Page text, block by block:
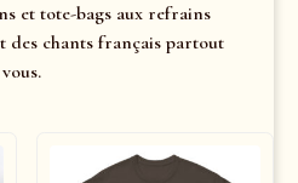
et tote-bags aux refrains
des chants français partout